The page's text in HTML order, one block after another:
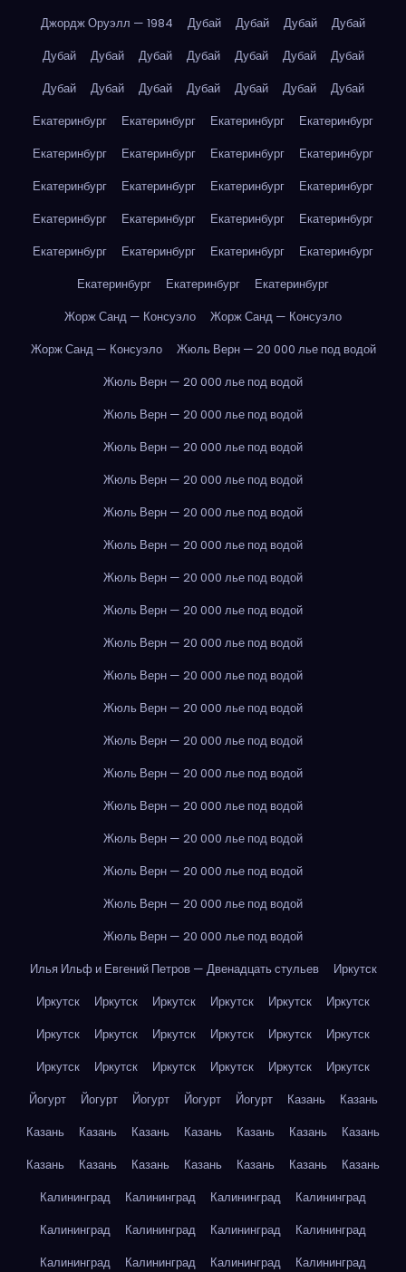
Джордж Оруэлл — 1984
Дубай Дубай Дубай
Дубай
Дубай
Дубай Дубай Дубай Дубай Дубай
Дубай
Дубай
Дубай Дубай Дубай Дубай Дубай
Дубай
Екатеринбург
Екатеринбург Екатеринбург
Екатеринбург
Екатеринбург
Екатеринбург Екатеринбург
Екатеринбург
Екатеринбург
Екатеринбург Екатеринбург
Екатеринбург
Екатеринбург
Екатеринбург Екатеринбург
Екатеринбург
Екатеринбург
Екатеринбург Екатеринбург
Екатеринбург
Екатеринбург
Екатеринбург
Екатеринбург
Жорж Санд — Консуэло
Жорж Санд — Консуэло
Жорж Санд — Консуэло
Жюль Верн — 20 000 лье под водой
Жюль Верн — 20 000 лье под водой
Жюль Верн — 20 000 лье под водой
Жюль Верн — 20 000 лье под водой
Жюль Верн — 20 000 лье под водой
Жюль Верн — 20 000 лье под водой
Жюль Верн — 20 000 лье под водой
Жюль Верн — 20 000 лье под водой
Жюль Верн — 20 000 лье под водой
Жюль Верн — 20 000 лье под водой
Жюль Верн — 20 000 лье под водой
Жюль Верн — 20 000 лье под водой
Жюль Верн — 20 000 лье под водой
Жюль Верн — 20 000 лье под водой
Жюль Верн — 20 000 лье под водой
Жюль Верн — 20 000 лье под водой
Жюль Верн — 20 000 лье под водой
Жюль Верн — 20 000 лье под водой
Жюль Верн — 20 000 лье под водой
Илья Ильф и Евгений Петров — Двенадцать стульев
Иркутск
Иркутск
Иркутск Иркутск Иркутск Иркутск
Иркутск
Иркутск
Иркутск Иркутск Иркутск Иркутск
Иркутск
Иркутск
Иркутск Иркутск Иркутск Иркутск
Иркутск
Йогурт
Йогурт Йогурт Йогурт Йогурт Казань
Казань
Казань
Казань Казань Казань Казань Казань
Казань
Казань
Казань Казань Казань Казань Казань
Казань
Калининград
Калининград Калининград
Калининград
Калининград
Калининград Калининград
Калининград
Калининград
Калининград Калининград
Калининград